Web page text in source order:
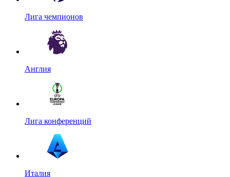
Лига чемпионов
Англия
Лига конференций
Италия